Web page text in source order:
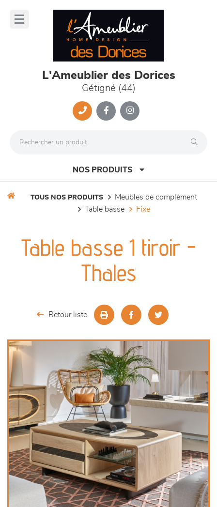
L'Ameublier des Dorices
Gétigné (44)
NOS PRODUITS
séjours
meubles de complément
outdoor
décoration
TOUS NOS PRODUITS
meubles de complément
table basse
fixe
Table basse 1 tiroir -
Thales
Retour liste